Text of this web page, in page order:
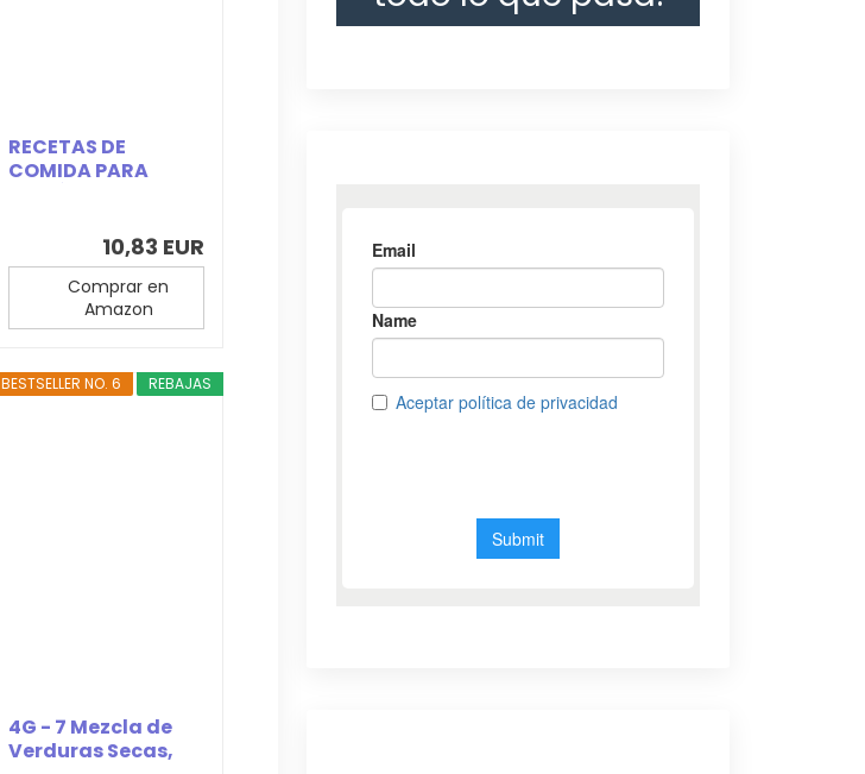
RECETAS DE
COMIDA PARA
10,83 EUR
Comprar en
Amazon
REBAJAS
BESTSELLER NO. 6
4G - 7 Mezcla de
Verduras Secas,